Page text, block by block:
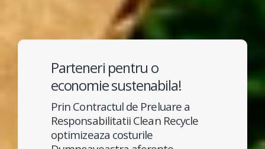
Parteneri pentru o
economie sustenabila!
Prin Contractul de Preluare a
Responsabilitatii Clean Recycle
optimizeaza costurile